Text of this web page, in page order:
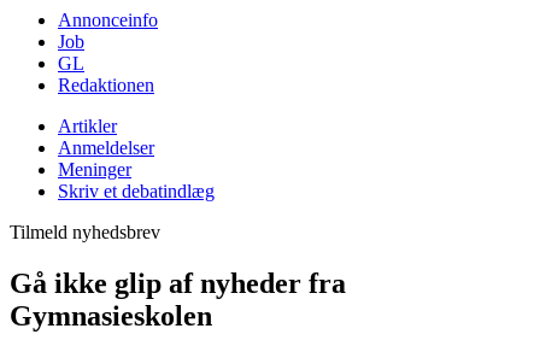
Annonceinfo
Job
GL
Redaktionen
Artikler
Anmeldelser
Meninger
Skriv et debatindlæg
Tilmeld nyhedsbrev
Gå ikke glip af nyheder fra
Gymnasieskolen